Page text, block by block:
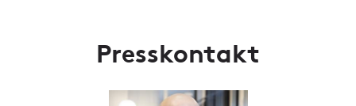
Presskontakt